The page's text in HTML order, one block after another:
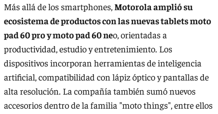
Más allá de los smartphones,Motorola amplió su
ecosistema de productos con las nuevas tablets moto
pad 60 pro y moto pad 60 neo, orientadas a
productividad, estudio y entretenimiento. Los
dispositivos incorporan herramientas de inteligencia
artificial, compatibilidad con lápiz óptico y pantallas de
alta resolución. La compañía también sumó nuevos
accesorios dentro de la familia "moto things", entre ellos